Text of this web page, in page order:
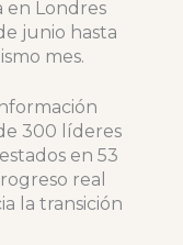
en Londres
junio hasta
mes.
300 líderes
en 53
real
la transición